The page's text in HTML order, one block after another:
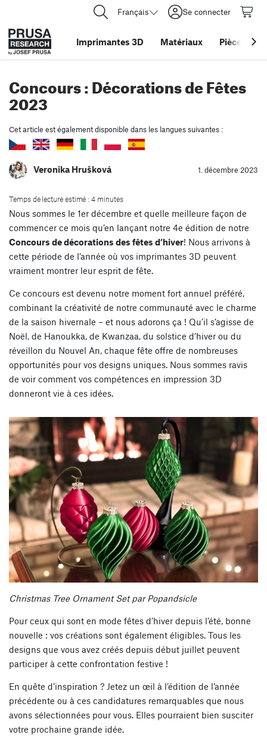
Français Se connecter
Imprimantes 3D Matériaux Pièces &
Concours : Décorations de Fêtes
2023
Cet article est également disponible dans les langues suivantes :
Veronika Hrušková 1. décembre 2023
Temps de lecture estimé : 4 minutes
Nous sommes le 1er décembre et quelle meilleure façon de
commencer ce mois qu’en lançant notre 4e édition de notre
Concours de décorations des fêtes d’hiver! Nous arrivons à
cette période de l’année où vos imprimantes 3D peuvent
vraiment montrer leur esprit de fête.
Ce concours est devenu notre moment fort annuel préféré,
combinant la créativité de notre communauté avec le charme
de la saison hivernale – et nous adorons ça ! Qu’il s’agisse de
Noël, de Hanoukka, de Kwanzaa, du solstice d’hiver ou du
réveillon du Nouvel An, chaque fête offre de nombreuses
opportunités pour vos designs uniques. Nous sommes ravis
de voir comment vos compétences en impression 3D
donneront vie à ces idées.
Christmas Tree Ornament Set par Popandsicle
Pour ceux qui sont en mode fêtes d’hiver depuis l’été, bonne
nouvelle : vos créations sont également éligibles. Tous les
designs que vous avez créés depuis début juillet peuvent
participer à cette confrontation festive !
En quête d’inspiration ? Jetez un œil à l’édition de l’année
précédente ou à ces candidatures remarquables que nous
avons sélectionnées pour vous. Elles pourraient bien susciter
votre prochaine grande idée.